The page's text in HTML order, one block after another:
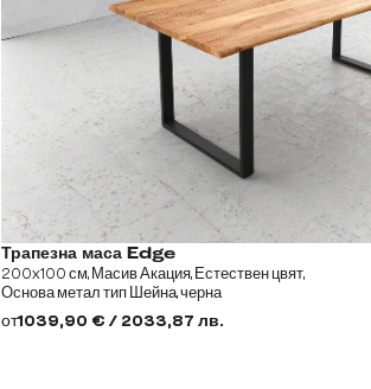
Трапезна маса Edge
200x100 см, Масив Акация, Естествен цвят,
Основа метал тип Шейна, черна
от1039,90 € / 2033,87 лв.